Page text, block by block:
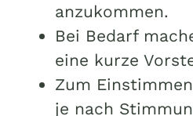
anzukommen.
Bei Bedarf
eine kurze
Zum
je nach